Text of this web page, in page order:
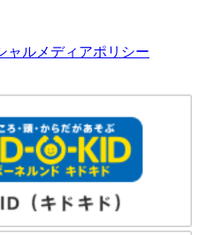
ャルメディアポリシー